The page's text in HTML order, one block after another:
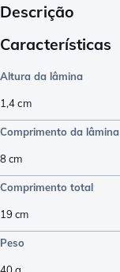
Descrição
Características
Altura da lâmina
1,4cm
Comprimento da lâmina
8cm
Comprimento total
19 cm
Peso
40g